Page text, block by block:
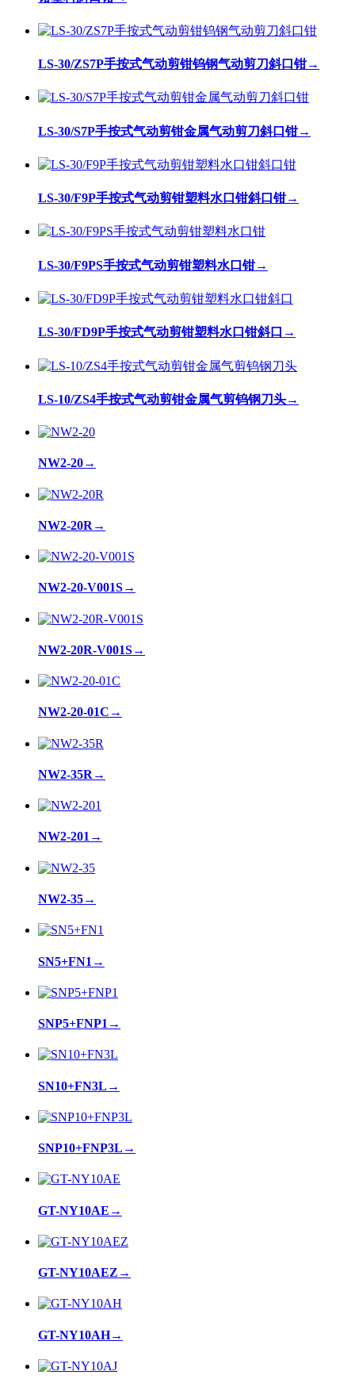
LS-30/ZS7P手按式气动剪钳钨钢气动剪刀斜口钳→
LS-30/S7P手按式气动剪钳金属气动剪刀斜口钳→
LS-30/F9P手按式气动剪钳塑料水口钳斜口钳→
LS-30/F9PS手按式气动剪钳塑料水口钳→
LS-30/FD9P手按式气动剪钳塑料水口钳斜口 →
LS-10/ZS4手按式气动剪钳金属气剪钨钢刀头→
NW2-20→
NW2-20R →
NW2-20-V001S→
NW2-20R-V001S→
NW2-20-01C →
NW2-35R →
NW2-201→
NW2-35→
SN5+FN1 →
SNP5+FNP1 →
SN10+FN3L →
SNP10+FNP3L →
GT-NY10AE →
GT-NY10AEZ →
GT-NY10AH→